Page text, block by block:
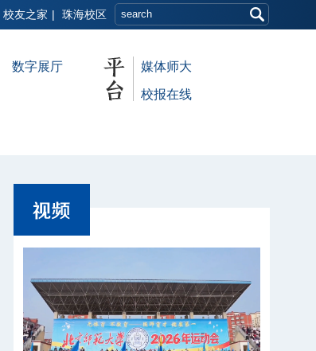
校友之家 | 珠海校区
数字展厅 媒体师大
校报在线